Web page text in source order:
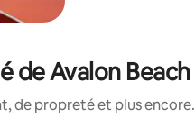
de Avalon Beach
de propreté et plus encore.